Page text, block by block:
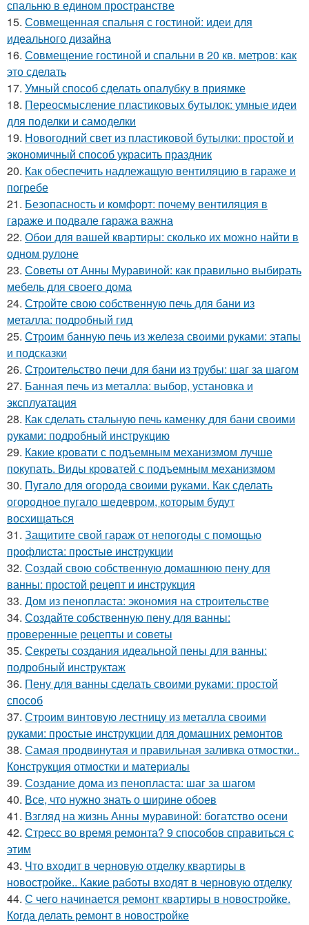
спальню в едином пространстве
15. Совмещенная спальня с гостиной: идеи для
идеального дизайна
16. Совмещение гостиной и спальни в 20 кв. метров: как
это сделать
17. Умный способ сделать опалубку в приямке
18. Переосмысление пластиковых бутылок: умные идеи
для поделки и самоделки
19. Новогодний свет из пластиковой бутылки: простой и
экономичный способ украсить праздник
20. Как обеспечить надлежащую вентиляцию в гараже и
погребе
21. Безопасность и комфорт: почему вентиляция в
гараже и подвале гаража важна
22. Обои для вашей квартиры: сколько их можно найти в
одном рулоне
23. Советы от Анны Муравиной: как правильно выбирать
мебель для своего дома
24. Стройте свою собственную печь для бани из
металла: подробный гид
25. Строим банную печь из железа своими руками: этапы
и подсказки
26. Строительство печи для бани из трубы: шаг за шагом
27. Банная печь из металла: выбор, установка и
эксплуатация
28. Как сделать стальную печь каменку для бани своими
руками: подробный инструкцию
29. Какие кровати с подъемным механизмом лучше
покупать. Виды кроватей с подъемным механизмом
30. Пугало для огорода своими руками. Как сделать
огородное пугало шедевром, которым будут
восхищаться
31. Защитите свой гараж от непогоды с помощью
профлиста: простые инструкции
32. Создай свою собственную домашнюю пену для
ванны: простой рецепт и инструкция
33. Дом из пенопласта: экономия на строительстве
34. Создайте собственную пену для ванны:
проверенные рецепты и советы
35. Секреты создания идеальной пены для ванны:
подробный инструктаж
36. Пену для ванны сделать своими руками: простой
способ
37. Строим винтовую лестницу из металла своими
руками: простые инструкции для домашних ремонтов
38. Самая продвинутая и правильная заливка отмостки..
Конструкция отмостки и материалы
39. Создание дома из пенопласта: шаг за шагом
40. Все, что нужно знать о ширине обоев
41. Взгляд на жизнь Анны муравиной: богатство осени
42. Стресс во время ремонта? 9 способов справиться с
этим
43. Что входит в черновую отделку квартиры в
новостройке.. Какие работы входят в черновую отделку
44. С чего начинается ремонт квартиры в новостройке.
Когда делать ремонт в новостройке